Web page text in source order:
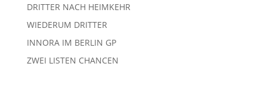
DRITTER NACH HEIMKEHR
WIEDERUM DRITTER
INNORA IM BERLIN GP
ZWEI LISTEN CHANCEN